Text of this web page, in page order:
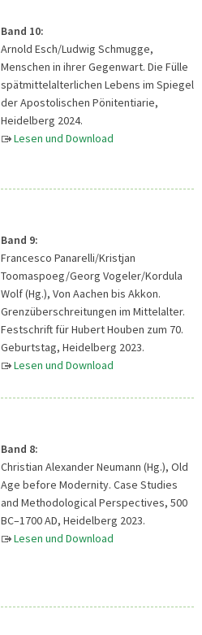
Band 10:
Arnold Esch/Ludwig Schmugge,
Menschen in ihrer Gegenwart. Die Fülle
spätmittelalterlichen Lebens im Spiegel
der Apostolischen Pönitentiarie,
Heidelberg 2024.
Lesen und Download
Band 9:
Francesco Panarelli/Kristjan
Toomaspoeg/Georg Vogeler/Kordula
Wolf (Hg.), Von Aachen bis Akkon.
Grenzüberschreitungen im Mittelalter.
Festschrift für Hubert Houben zum 70.
Geburtstag, Heidelberg 2023.
Lesen und Download
Band 8:
Christian Alexander Neumann (Hg.), Old
Age before Modernity. Case Studies
and Methodological Perspectives, 500
BC–1700 AD, Heidelberg 2023.
Lesen und Download